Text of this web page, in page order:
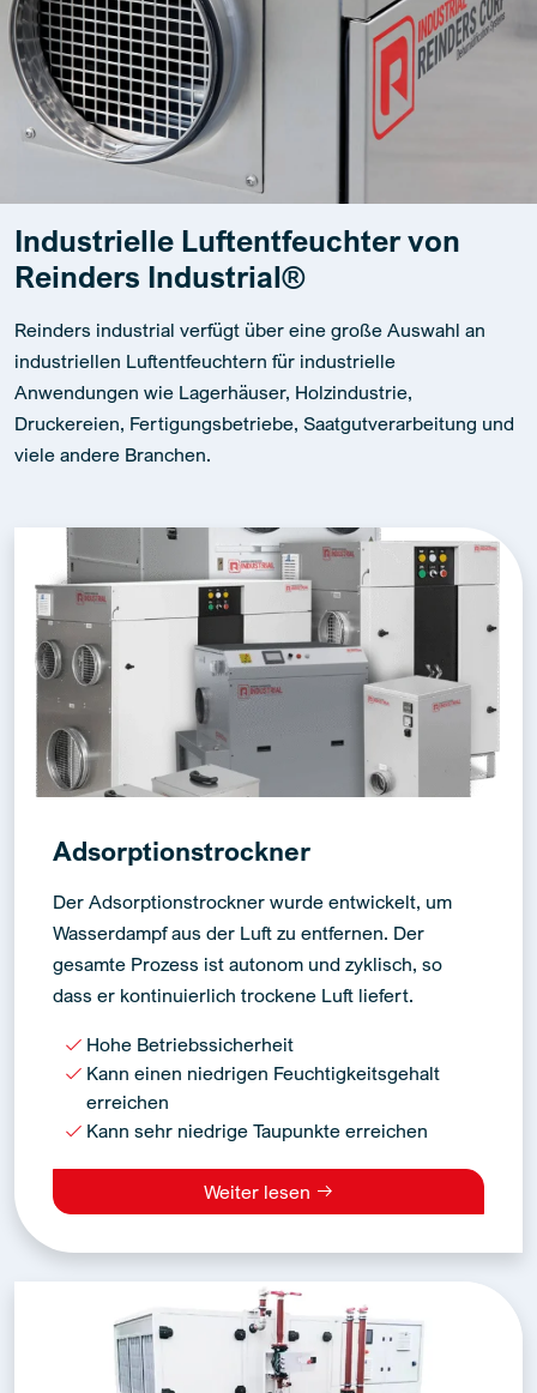
Industrielle Luftentfeuchter von
Reinders Industrial®
Reinders industrial verfügt über eine große Auswahl an
industriellen Luftentfeuchtern für industrielle
Anwendungen wie Lagerhäuser, Holzindustrie,
Druckereien, Fertigungsbetriebe, Saatgutverarbeitung und
viele andere Branchen.
Adsorptionstrockner
Der Adsorptionstrockner wurde entwickelt, um
Wasserdampf aus der Luft zu entfernen. Der
gesamte Prozess ist autonom und zyklisch, so
dass er kontinuierlich trockene Luft liefert.
Hohe Betriebssicherheit
Kann einen niedrigen Feuchtigkeitsgehalt
erreichen
Kann sehr niedrige Taupunkte erreichen
Weiter lesen